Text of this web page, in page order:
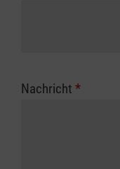
Nachricht *